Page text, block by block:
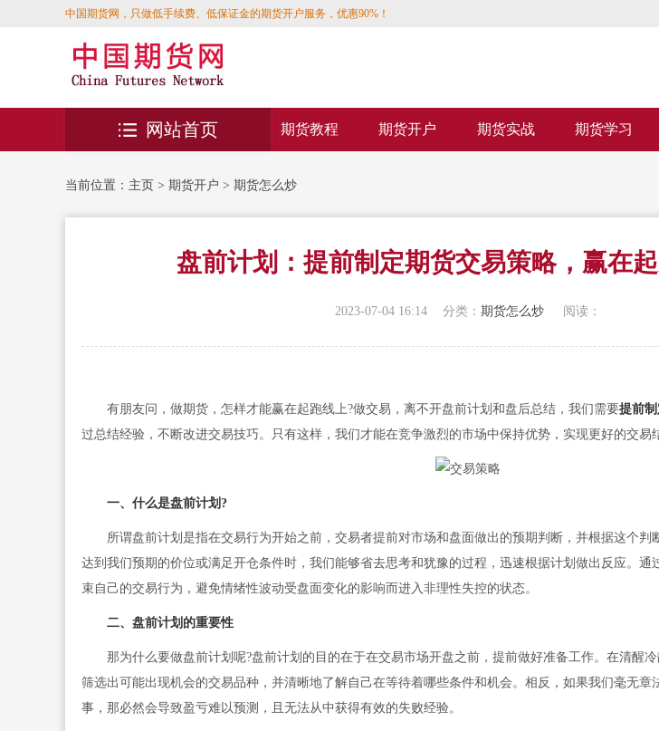
中国期货网，只做低手续费、低保证金的期货开户服务，优惠90%！
期货教程 期货开户 期货实战 期货学习
网站首页
当前位置： 主页 > 期货开户 > 期货怎么炒
盘前计划：提前制定期货交易策略，赢在起
2023-07-04 16:14 分类： 期货怎么炒 阅读：
有朋友问，做期货，怎样才能赢在起跑线上?做交易，离不开盘前计划和盘后总结，我们需要提前制
过总结经验，不断改进交易技巧。只有这样，我们才能在竞争激烈的市场中保持优势，实现更好的交易
一、什么是盘前计划?
所谓盘前计划是指在交易行为开始之前，交易者提前对市场和盘面做出的预期判断，并根据这个判
达到我们预期的价位或满足开仓条件时，我们能够省去思考和犹豫的过程，迅速根据计划做出反应。通
束自己的交易行为，避免情绪性波动受盘面变化的影响而进入非理性失控的状态。
二、盘前计划的重要性
那为什么要做盘前计划呢?盘前计划的目的在于在交易市场开盘之前，提前做好准备工作。在清醒
筛选出可能出现机会的交易品种，并清晰地了解自己在等待着哪些条件和机会。相反，如果我们毫无章
事，那必然会导致盈亏难以预测，且无法从中获得有效的失败经验。